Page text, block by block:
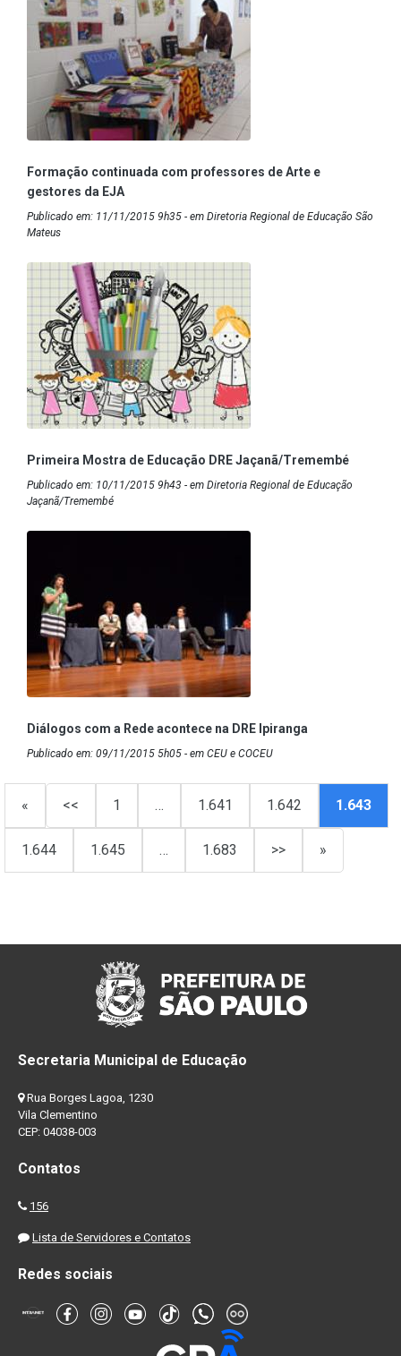
Formação continuada com professores de Arte e
gestores da EJA
Publicado em: 11/11/2015 9h35 - em Diretoria Regional de Educação São
Mateus
Primeira Mostra de Educação DRE Jaçanã/Tremembé
Publicado em: 10/11/2015 9h43 - em Diretoria Regional de Educação
Jaçanã/Tremembé
Diálogos com a Rede acontece na DRE Ipiranga
Publicado em: 09/11/2015 5h05 - em CEU e COCEU
« << 1 … 1.641 1.642 1.643
1.644 1.645 … 1.683 >> »
Secretaria Municipal de Educação
Rua Borges Lagoa, 1230
Vila Clementino
CEP: 04038-003
Contatos
156
Lista de Servidores e Contatos
Redes sociais